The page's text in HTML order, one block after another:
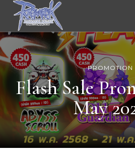
Ragnarok
PROMOTION
Flash Sale
May